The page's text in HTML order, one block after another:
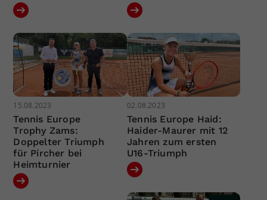
15.08.2023
Tennis Europe
Trophy Zams:
Doppelter Triumph
für Pircher bei
Heimturnier
02.08.2023
Tennis Europe Haid:
Haider-Maurer mit 12
Jahren zum ersten
U16-Triumph